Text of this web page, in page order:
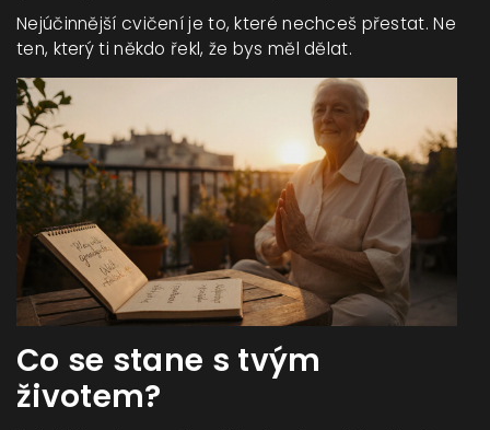
Nejúčinnější cvičení je to, které nechceš přestat. Ne
ten, který ti někdo řekl, že bys měl dělat.
Co se stane s tvým
životem?